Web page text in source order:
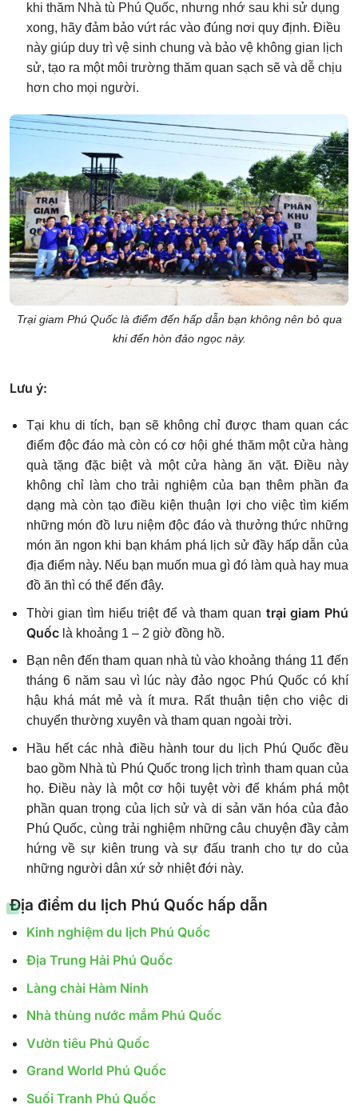
khi thăm Nhà tù Phú Quốc, nhưng nhớ sau khi sử dụng
xong, hãy đảm bảo vứt rác vào đúng nơi quy định. Điều
này giúp duy trì vệ sinh chung và bảo vệ không gian lịch
sử, tạo ra một môi trường thăm quan sạch sẽ và dễ chịu
hơn cho mọi người.
Trại giam Phú Quốc là điểm đến hấp dẫn bạn không nên bỏ qua
khi đến hòn đảo ngọc này.
Lưu ý:
Tại khu di tích, bạn sẽ không chỉ được tham quan các
điểm độc đáo mà còn có cơ hội ghé thăm một cửa hàng
quà tặng đặc biệt và một cửa hàng ăn vặt. Điều này
không chỉ làm cho trải nghiệm của bạn thêm phần đa
dạng mà còn tạo điều kiện thuận lợi cho việc tìm kiếm
những món đồ lưu niệm độc đáo và thưởng thức những
món ăn ngon khi bạn khám phá lịch sử đầy hấp dẫn của
địa điểm này. Nếu bạn muốn mua gì đó làm quà hay mua
đồ ăn thì có thể đến đây.
Thời gian tìm hiểu triệt để và tham quan trại giam Phú
Quốclà khoảng 1 – 2 giờ đồng hồ.
Bạn nên đến tham quan nhà tù vào khoảng tháng 11 đến
tháng 6 năm sau vì lúc này đảo ngọc Phú Quốc có khí
hậu khá mát mẻ và ít mưa. Rất thuận tiện cho việc di
chuyển thường xuyên và tham quan ngoài trời.
Hầu hết các nhà điều hành tour du lịch Phú Quốc đều
bao gồm Nhà tù Phú Quốc trong lịch trình tham quan của
họ. Điều này là một cơ hội tuyệt vời để khám phá một
phần quan trọng của lịch sử và di sản văn hóa của đảo
Phú Quốc, cùng trải nghiệm những câu chuyện đầy cảm
hứng về sự kiên trung và sự đấu tranh cho tự do của
những người dân xứ sở nhiệt đới này.
Địa điểm du lịch Phú Quốc hấp dẫn
Kinh nghiệm du lịch Phú Quốc
Địa Trung Hải Phú Quốc
Làng chài Hàm Ninh
Nhà thùng nước mắm Phú Quốc
Vườn tiêu Phú Quốc
Grand World Phú Quốc
Suối Tranh Phú Quốc